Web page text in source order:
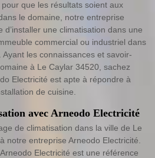
que les résultats soient aux
le domaine, notre entreprise
une climatisation dans une
commercial ou industriel dans
les connaissances et savoir-
à Le Caylar 34520, sachez
Electricité est apte à répondre à
de cuisine.
avec Arneodo Electricité
de climatisation dans la ville de Le
notre entreprise Arneodo Electricité.
Electricité est une référence